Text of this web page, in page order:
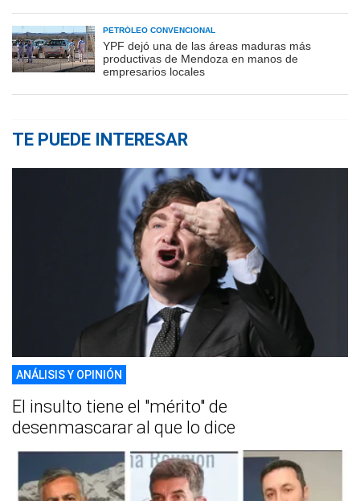
PETRÓLEO CONVENCIONAL
YPF dejó una de las áreas maduras más
productivas de Mendoza en manos de
empresarios locales
TE PUEDE INTERESAR
ANÁLISIS Y OPINIÓN
El insulto tiene el "mérito" de
desenmascarar al que lo dice